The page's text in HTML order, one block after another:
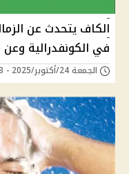
الكاف يتحدث عن
في الكونفدرالية
الجمعة 24/أكتوبر/2025 - 11:03 م